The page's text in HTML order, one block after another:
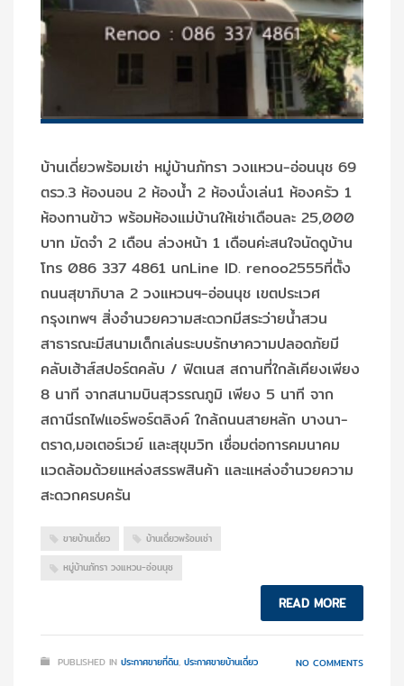
บ้านเดี่ยวพร้อมเช่า‬ ‪หมู่บ้านภัทรา‬ วงแหวน-อ่อนนุช 69
ตรว.3 ห้องนอน 2 ห้องน้ำ 2 ห้องนั่งเล่น1 ห้องครัว 1
ห้องทานข้าว พร้อมห้องแม่บ้านให้เช่าเดือนละ 25,000
บาท มัดจำ 2 เดือน ล่วงหน้า 1 เดือนค่ะสนใจนัดดูบ้าน
โทร 086 337 4861 นกLine ID. renoo2555ที่ตั้ง
ถนนสุขาภิบาล 2 วงแหวนฯ-อ่อนนุช เขตประเวศ
กรุงเทพฯ สิ่งอำนวยความสะดวกมีสระว่ายน้ำสวน
สาธารณะมีสนามเด็กเล่นระบบรักษาความปลอดภัยมี
คลับเฮ้าส์สปอร์ตคลับ / ฟิตเนส สถานที่ใกล้เคียงเพียง
8 นาที จากสนามบินสุวรรณภูมิ เพียง 5 นาที จาก
สถานีรถไฟแอร์พอร์ตลิงค์ ใกล้ถนนสายหลัก บางนา-
ตราด,มอเตอร์เวย์ และสุขุมวิท เชื่อมต่อการคมนาคม
แวดล้อมด้วยแหล่งสรรพสินค้า และแหล่งอำนวยความ
สะดวกครบครัน
ขายบ้านเดี่ยว บ้านเดี่ยวพร้อมเช่า‬
หมู่บ้านภัทรา‬ วงแหวน-อ่อนนุช
READ MORE
PUBLISHED IN ประกาศขายที่ดิน, ประกาศขายบ้านเดี่ยว NO COMMENTS